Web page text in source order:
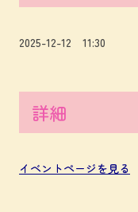
2025-12-12 11:30
詳細
イベントページを見る